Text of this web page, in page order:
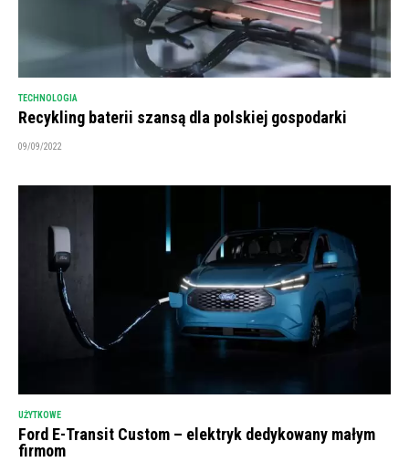
TECHNOLOGIA
Recykling baterii szansą dla polskiej gospodarki
09/09/2022
UŻYTKOWE
Ford E-Transit Custom – elektryk dedykowany małym
firmom